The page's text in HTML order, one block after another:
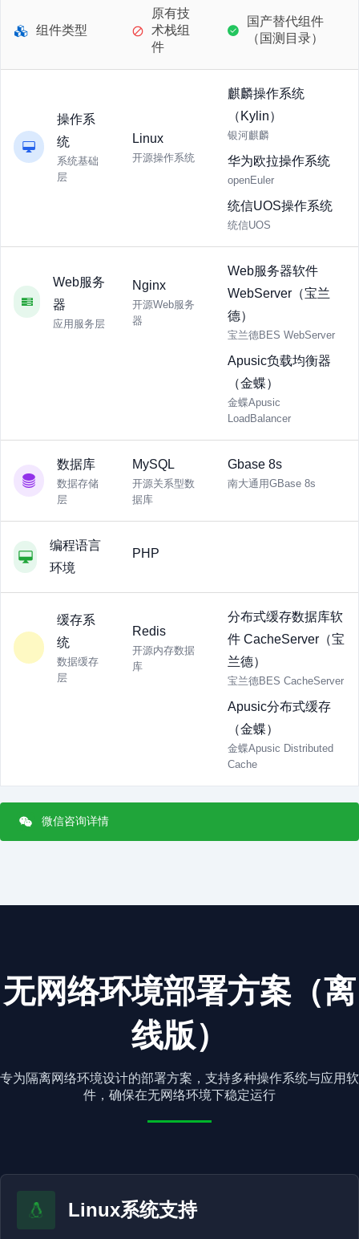
组件类型
原有技
术栈组
件
国产替代组件
（国测目录）
操作系
统
系统基础
层
Linux
开源操作系统
麒麟操作系统
（Kylin）
银河麒麟
华为欧拉操作系统
openEuler
统信UOS操作系统
统信UOS
Web服务
器
应用服务层
Nginx
开源Web服务
器
Web服务器软件
WebServer（宝兰
德）
宝兰德BES WebServer
Apusic负载均衡器
（金蝶）
金蝶Apusic
LoadBalancer
数据库
数据存储
层
MySQL
开源关系型数
据库
Gbase 8s
南大通用GBase 8s
编程语言
环境
PHP
缓存系
统
数据缓存
层
Redis
开源内存数据
库
分布式缓存数据库软
件 CacheServer（宝
兰德）
宝兰德BES CacheServer
Apusic分布式缓存
（金蝶）
金蝶Apusic Distributed
Cache
微信咨询详情
无网络环境部署方案（离
线版）
专为隔离网络环境设计的部署方案，支持多种操作系统与应用软
件，确保在无网络环境下稳定运行
Linux系统支持